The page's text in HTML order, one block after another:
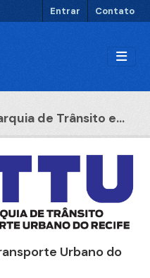
Entrar Contato
de Trânsito e...
Urbano do